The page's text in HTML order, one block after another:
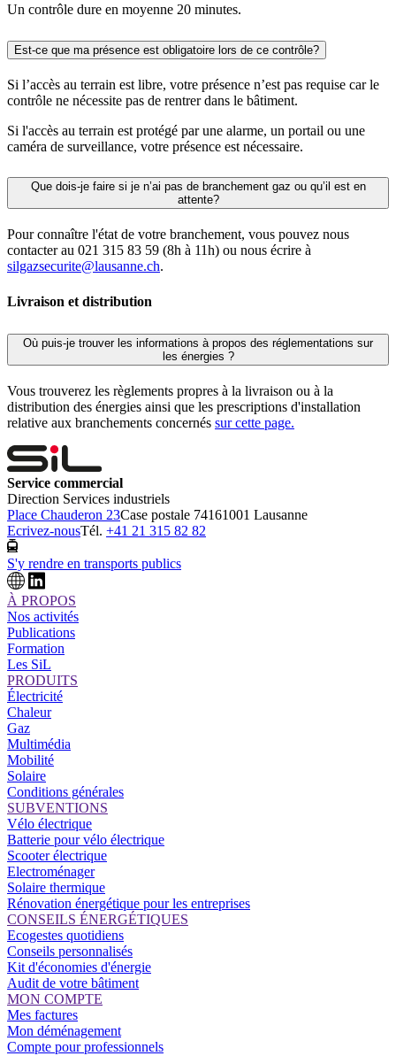
Un contrôle dure en moyenne 20 minutes.
Est-ce que ma présence est obligatoire lors de ce contrôle?
Si l’accès au terrain est libre, votre présence n’est pas requise car le
contrôle ne nécessite pas de rentrer dans le bâtiment.
Si l'accès au terrain est protégé par une alarme, un portail ou une
caméra de surveillance, votre présence est nécessaire.
Que dois-je faire si je n’ai pas de branchement gaz ou qu’il est en
attente?
Pour connaître l'état de votre branchement, vous pouvez nous
contacter au 021 315 83 59 (8h à 11h) ou nous écrire à
silgazsecurite@lausanne.ch.
Livraison et distribution
Où puis-je trouver les informations à propos des réglementations sur
les énergies ?
Vous trouverez les règlements propres à la livraison ou à la
distribution des énergies ainsi que les prescriptions d'installation
relative aux branchements concernés sur cette page.
Service commercial
Direction Services industriels
Place Chauderon 23Case postale 74161001 Lausanne
Ecrivez-nousTél. +41 21 315 82 82
S'y rendre en transports publics
À PROPOS
Nos activités
Publications
Formation
Les SiL
PRODUITS
Électricité
Chaleur
Gaz
Multimédia
Mobilité
Solaire
Conditions générales
SUBVENTIONS
Vélo électrique
Batterie pour vélo électrique
Scooter électrique
Electroménager
Solaire thermique
Rénovation énergétique pour les entreprises
CONSEILS ÉNERGÉTIQUES
Ecogestes quotidiens
Conseils personnalisés
Kit d'économies d'énergie
Audit de votre bâtiment
MON COMPTE
Mes factures
Mon déménagement
Compte pour professionnels